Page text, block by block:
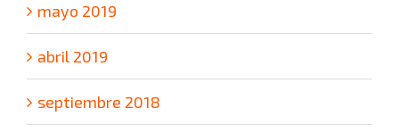
mayo 2019
abril 2019
septiembre 2018